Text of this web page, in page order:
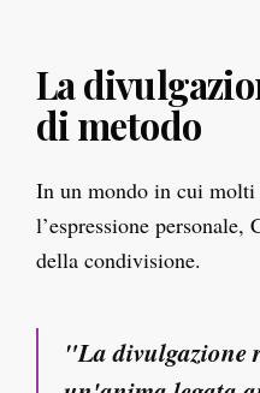
La
di metodo
In un mondo in cui molti
l’espressione personale,
della condivisione.
"La divulgazione